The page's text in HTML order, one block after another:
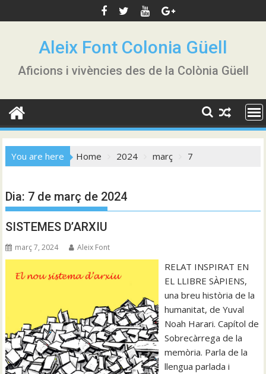
to
Aleix Font Colonia Güell
Aficions i vivències des de la Colònia Güell
You are here Home 2024 març 7
Dia: 7 de març de 2024
SISTEMES D’ARXIU
març 7, 2024 Aleix Font
RELAT INSPIRAT EN
EL LLIBRE SÀPIENS,
una breu història de la
humanitat, de Yuval
Noah Harari. Capítol de
Sobrecàrrega de la
memòria. Parla de la
llengua parlada i